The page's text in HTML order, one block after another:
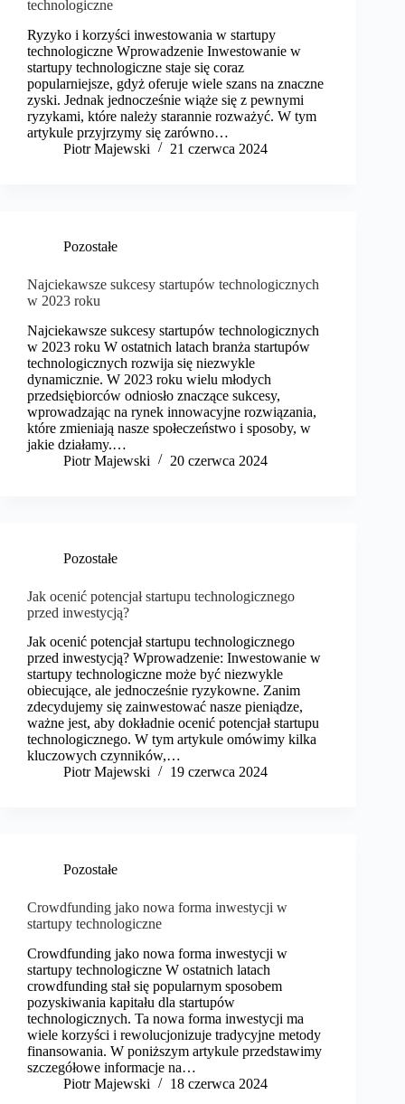
technologiczne
Ryzyko i korzyści inwestowania w startupy
technologiczne Wprowadzenie Inwestowanie w
startupy technologiczne staje się coraz
popularniejsze, gdyż oferuje wiele szans na znaczne
zyski. Jednak jednocześnie wiąże się z pewnymi
ryzykami, które należy starannie rozważyć. W tym
artykule przyjrzymy się zarówno…
​Piotr Majewski
21 czerwca 2024
Pozostałe
Najciekawsze sukcesy startupów technologicznych
w 2023 roku
Najciekawsze sukcesy startupów technologicznych
w 2023 roku W ostatnich latach branża startupów
technologicznych rozwija się niezwykle
dynamicznie. W 2023 roku wielu młodych
przedsiębiorców odniosło znaczące sukcesy,
wprowadzając na rynek innowacyjne rozwiązania,
które zmieniają nasze społeczeństwo i sposoby, w
jakie działamy.…
​Piotr Majewski
20 czerwca 2024
Pozostałe
Jak ocenić potencjał startupu technologicznego
przed inwestycją?
Jak ocenić potencjał startupu technologicznego
przed inwestycją? Wprowadzenie: Inwestowanie w
startupy technologiczne może być niezwykle
obiecujące, ale jednocześnie ryzykowne. Zanim
zdecydujemy się zainwestować nasze pieniądze,
ważne jest, aby dokładnie ocenić potencjał startupu
technologicznego. W tym artykule omówimy kilka
kluczowych czynników,…
​Piotr Majewski
19 czerwca 2024
Pozostałe
Crowdfunding jako nowa forma inwestycji w
startupy technologiczne
Crowdfunding jako nowa forma inwestycji w
startupy technologiczne W ostatnich latach
crowdfunding stał się popularnym sposobem
pozyskiwania kapitału dla startupów
technologicznych. Ta nowa forma inwestycji ma
wiele korzyści i rewolucjonizuje tradycyjne metody
finansowania. W poniższym artykule przedstawimy
szczegółowe informacje na…
​Piotr Majewski
18 czerwca 2024